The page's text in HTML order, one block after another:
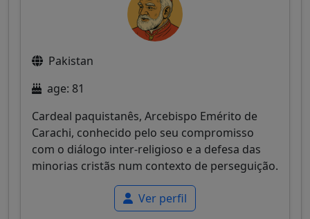
Pakistan
age: 81
Cardeal paquistanês, Arcebispo Emérito de
Carachi, conhecido pelo seu compromisso
com o diálogo inter-religioso e a defesa das
minorias cristãs num contexto de perseguição.
Ver perfil